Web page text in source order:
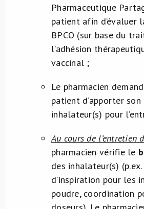
Pharmaceutique
patient afin d’évaluer
BPCO (sur base du
l’adhésion
vaccinal ;
Le pharmacien
patient d’apporter son
inhalateur(s) pour
Au cours de l’entretien
pharmacien vérifie le
des inhalateur(s)
d’inspiration pour les
poudre, coordination